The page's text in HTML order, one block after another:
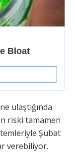
ulaştığında
riski tamamen
Şubat
verebiliyor.